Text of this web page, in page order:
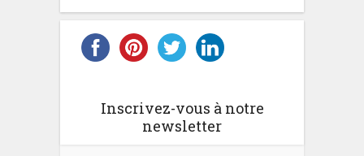
Inscrivez-vous à notre
newsletter